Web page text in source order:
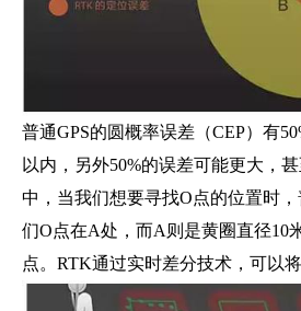
普通GPS的圆概率误差（CEP）有
以内，另外50%的误差可能更大，
中，当我们想要寻找O点的位置时
们O点在A处，而A则是黄圈直径10
点。RTK通过实时差分技术，可以将